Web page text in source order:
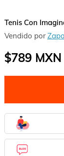
Tenis Con
Vendido por
$789MXN